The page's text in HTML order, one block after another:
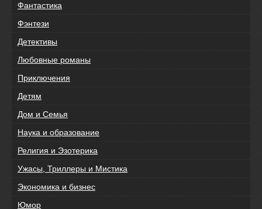
Фантастика
Фэнтези
Детективы
Любовные романы
Приключения
Детям
Дом и Семья
Наука и образование
Религия и Эзотерика
Ужасы, Триллеры и Мистика
Экономика и бизнес
Юмор